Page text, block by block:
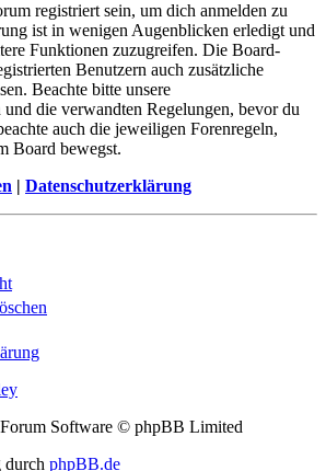
registriert sein, um dich anmelden zu
ist in wenigen Augenblicken erledigt und
Funktionen zuzugreifen. Die Board-
Benutzern auch zusätzliche
Beachte bitte unsere
die verwandten Regelungen, bevor du
auch die jeweiligen Forenregeln,
Board bewegst.
| Datenschutzerklärung
Software © phpBB Limited
durch phpBB.de